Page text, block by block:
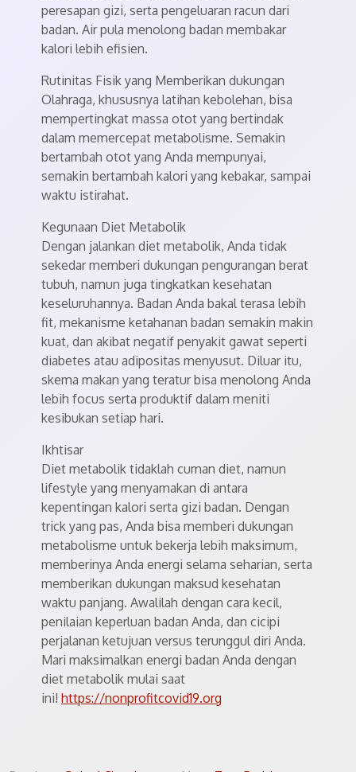
peresapan gizi, serta pengeluaran racun dari
badan. Air pula menolong badan membakar
kalori lebih efisien.
Rutinitas Fisik yang Memberikan dukungan
Olahraga, khususnya latihan kebolehan, bisa
mempertingkat massa otot yang bertindak
dalam memercepat metabolisme. Semakin
bertambah otot yang Anda mempunyai,
semakin bertambah kalori yang kebakar, sampai
waktu istirahat.
Kegunaan Diet Metabolik
Dengan jalankan diet metabolik, Anda tidak
sekedar memberi dukungan pengurangan berat
tubuh, namun juga tingkatkan kesehatan
keseluruhannya. Badan Anda bakal terasa lebih
fit, mekanisme ketahanan badan semakin makin
kuat, dan akibat negatif penyakit gawat seperti
diabetes atau adipositas menyusut. Diluar itu,
skema makan yang teratur bisa menolong Anda
lebih focus serta produktif dalam meniti
kesibukan setiap hari.
Ikhtisar
Diet metabolik tidaklah cuman diet, namun
lifestyle yang menyamakan di antara
kepentingan kalori serta gizi badan. Dengan
trick yang pas, Anda bisa memberi dukungan
metabolisme untuk bekerja lebih maksimum,
memberinya Anda energi selama seharian, serta
memberikan dukungan maksud kesehatan
waktu panjang. Awalilah dengan cara kecil,
penilaian keperluan badan Anda, dan cicipi
perjalanan ketujuan versus terunggul diri Anda.
Mari maksimalkan energi badan Anda dengan
diet metabolik mulai saat
ini! https://nonprofitcovid19.org